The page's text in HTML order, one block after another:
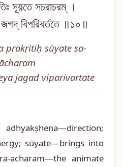
সূয়তে সচরাচরম্ ।
বিপরিবর্ততে ॥১০॥
prakṛitiḥ sūyate sa-
jagad viparivartate
sūyate—brings into
acharam—the animate